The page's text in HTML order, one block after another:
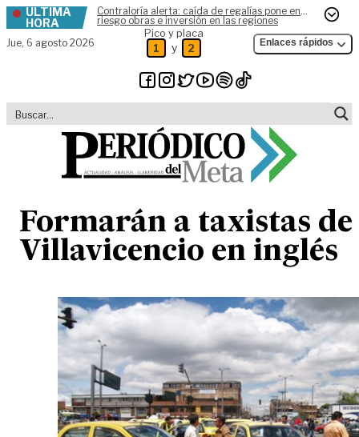
Skip to content
ÚLTIMA
HORA
Contraloría alerta: caída de regalías pone en
riesgo obras e inversión en las regiones
Jue, 6 agosto 2026
Pico y placa
1 y 2 Enlaces rápidos
Formarán a taxistas de
Villavicencio en inglés